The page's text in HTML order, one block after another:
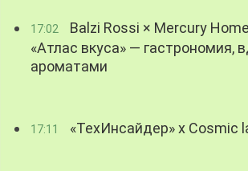
17:02
Balzi Rossi × Mercury
«Атлас вкуса» — гастрономия,
ароматами
17:11 «ТехИнсайдер» х Cosmic